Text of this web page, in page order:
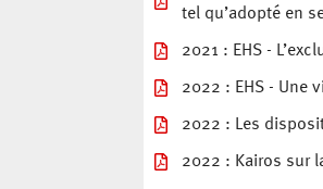
tel qu’adopté en
2021 : EHS -
2022 : EHS - Une
2022 : Les
2022 : Kairos sur